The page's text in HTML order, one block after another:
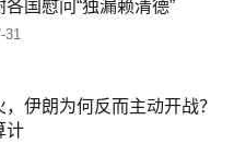
国慰问“独漏赖清德”
31
伊朗为何反而主动开战？
计